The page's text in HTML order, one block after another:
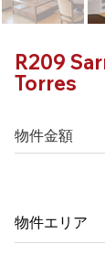
R209
Torres
物件金額
物件エリア